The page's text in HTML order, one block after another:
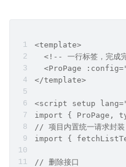
<template>
<!-- 一行标签，完成
<ProPage
</template>
<script setup
import { ProPage,
// 项目内置统一请求封装
import {
// 删除接口